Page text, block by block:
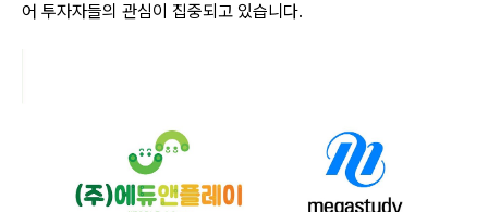
어 투자자들의 관심이 집중되고 있습니다.